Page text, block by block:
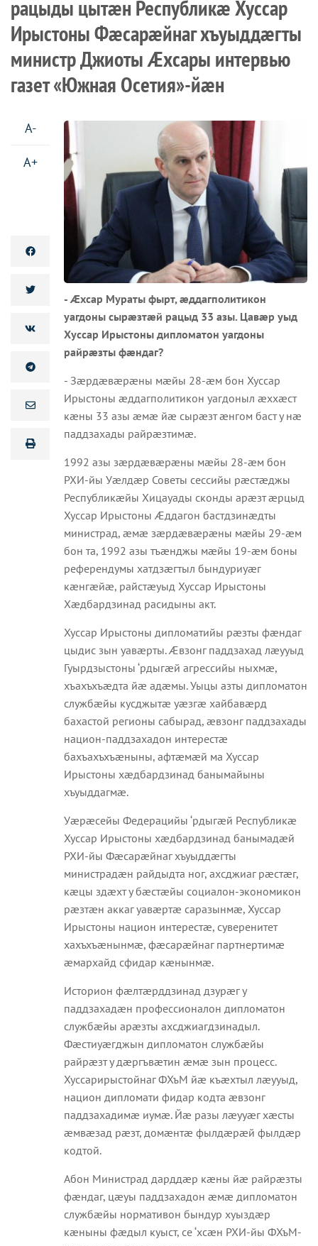
рацыды цытæн Республикæ Хуссар
Ирыстоны Фæсарæйнаг хъуыддæгты
министр Джиоты Æхсары интервью
газет «Южная Осетия»-йæн
A-
A+
- Æхсар Мураты фырт, æддагполитикон
уагдоны сырæзтæй рацыд 33 азы. Цавæр уыд
Хуссар Ирыстоны дипломатон уагдоны
райрæзты фæндаг?
- Зæрдæвæрæны мæйы 28-æм бон Хуссар
Ирыстоны æддагполитикон уагдоныл æххæст
кæны 33 азы æмæ йæ сырæзт æнгом баст у нæ
паддзахады райрæзтимæ.
1992 азы зæрдæвæрæны мæйы 28-æм бон
РХИ-йы Уæлдæр Советы сессийы рæстæджы
Республикæйы Хицауады сконды арæзт æрцыд
Хуссар Ирыстоны Æддагон бастдзинæдты
министрад, æмæ зæрдæвæрæны мæйы 29-æм
бон та, 1992 азы тъæнджы мæйы 19-æм боны
референдумы хатдзæгтыл бындуриуæг
кæнгæйæ, райстæуыд Хуссар Ирыстоны
Хæдбардзинад расидыны акт.
Хуссар Ирыстоны дипломатийы рæзты фæндаг
цыдис зын уавæрты. Æвзонг паддзахад лæууыд
Гуырдзыстоны ‘рдыгæй агрессийы ныхмæ,
хъахъхъæдта йæ адæмы. Уыцы азты дипломатон
службæйы кусджытæ уæзгæ хайбавæрд
бахастой регионы сабырад, æвзонг паддзахады
национ-паддзахадон интерестæ
бахъахъхъæныны, афтæмæй ма Хуссар
Ирыстоны хæдбардзинад банымайыны
хъуыддагмæ.
Уæрæсейы Федерацийы ‘рдыгæй Республикæ
Хуссар Ирыстоны хæдбардзинад банымадæй
РХИ-йы Фæсарæйнаг хъуыддæгты
министрадæн райдыдта ног, ахсджиаг рæстæг,
кæцы здæхт у бæстæйы социалон-экономикон
рæзтæн аккаг уавæртæ саразынмæ, Хуссар
Ирыстоны национ интерестæ, суверенитет
хахъхъæнынмæ, фæсарæйнаг партнертимæ
æмархайд сфидар кæнынмæ.
Историон фæлтæрддзинад дзурæг у
паддзахадæн профессионалон дипломатон
службæйы арæзты ахсджиагдзинадыл.
Фæстиуæгджын дипломатон службæйы
райрæзт у дæргъвæтин æмæ зын процесс.
Хуссарирыстойнаг ФХъМ йæ къæхтыл лæууыд,
национ дипломати фидар кодта æвзонг
паддзахадимæ иумæ. Йæ разы лæууæг хæсты
æмвæзад рæзт, домæнтæ фылдæрæй фылдæр
кодтой.
Абон Министрад дарддæр кæны йæ райрæзты
фæндаг, цæуы паддзахадон æмæ дипломатон
службæйы нормативон бындур хуыздæр
кæныны фæдыл куыст, се ‘хсæн РХИ-йы ФХъМ-